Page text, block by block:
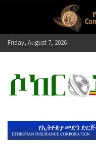
Friday, August 7, 2026
ሶከር ኢትዮጵያ